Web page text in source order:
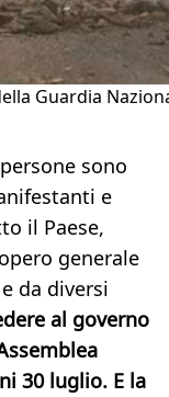
Guardia
sono
e
il Paese,
generale
da diversi
al governo
30 luglio. E la